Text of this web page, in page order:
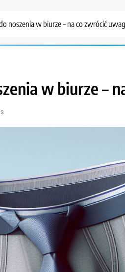
noszenia w biurze – na co zwrócić
w biurze –